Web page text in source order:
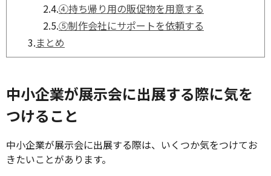
2.4.④持ち帰り用の販促物を用意する
2.5.⑤制作会社にサポートを依頼する
3.まとめ
中小企業が展示会に出展する際に気を
つけること
中小企業が展示会に出展する際は、いくつか気をつけてお
きたいことがあります。